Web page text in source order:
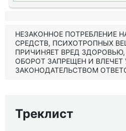
НЕЗАКОННОЕ ПОТРЕБЛЕНИЕ
СРЕДСТВ, ПСИХОТРОПНЫХ
ПРИЧИНЯЕТ ВРЕД
ОБОРОТ ЗАПРЕЩЕН И
ЗАКОНОДАТЕЛЬСТВОМ
Треклист